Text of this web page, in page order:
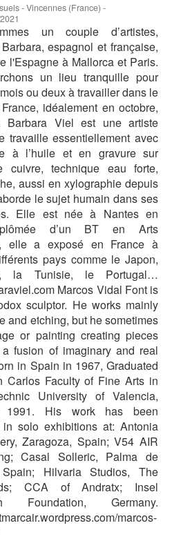
-Vincennes (France) -
un couple d’artistes,
espagnol et française,
l'Espagne à Mallorca et Paris.
un lieu tranquille pour
ou deux à travailler dans le
idéalement en octobre,
Barbara Viel est une artiste
travaille essentiellement avec
à l’huile et en gravure sur
cuivre, technique eau forte,
aussi en xylographie depuis
le sujet humain dans ses
Elle est née à Nantes en
d’un BT en Arts
elle a exposé en France à
pays comme le Japon,
la Tunisie, le Portugal…
Marcos Vidal Font is
sculptor. He works mainly
and etching, but he sometimes
or painting creating pieces
fusion of imaginary and real
in Spain in 1967, Graduated
Carlos Faculty of Fine Arts in
University of Valencia,
His work has been
in solo exhibitions at: Antonia
Zaragoza, Spain; V54 AIR
Casal Solleric, Palma de
Hilvaria Studios, The
CCA of Andratx; Insel
Foundation, Germany.
marcos-